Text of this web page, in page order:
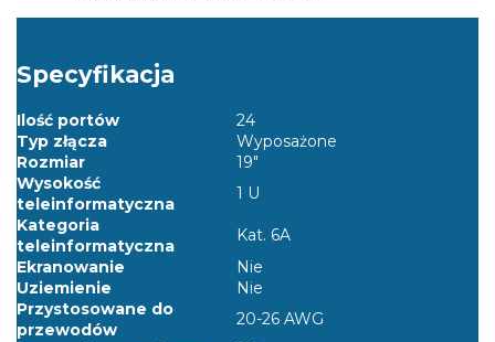
Specyfikacja
Ilość portów
24
Typ złącza
Wyposażone
Rozmiar
19"
Wysokość
teleinformatyczna
1 U
Kategoria
teleinformatyczna
Kat. 6A
Ekranowanie
Nie
Uziemienie
Nie
Przystosowane do
przewodów
20-26 AWG